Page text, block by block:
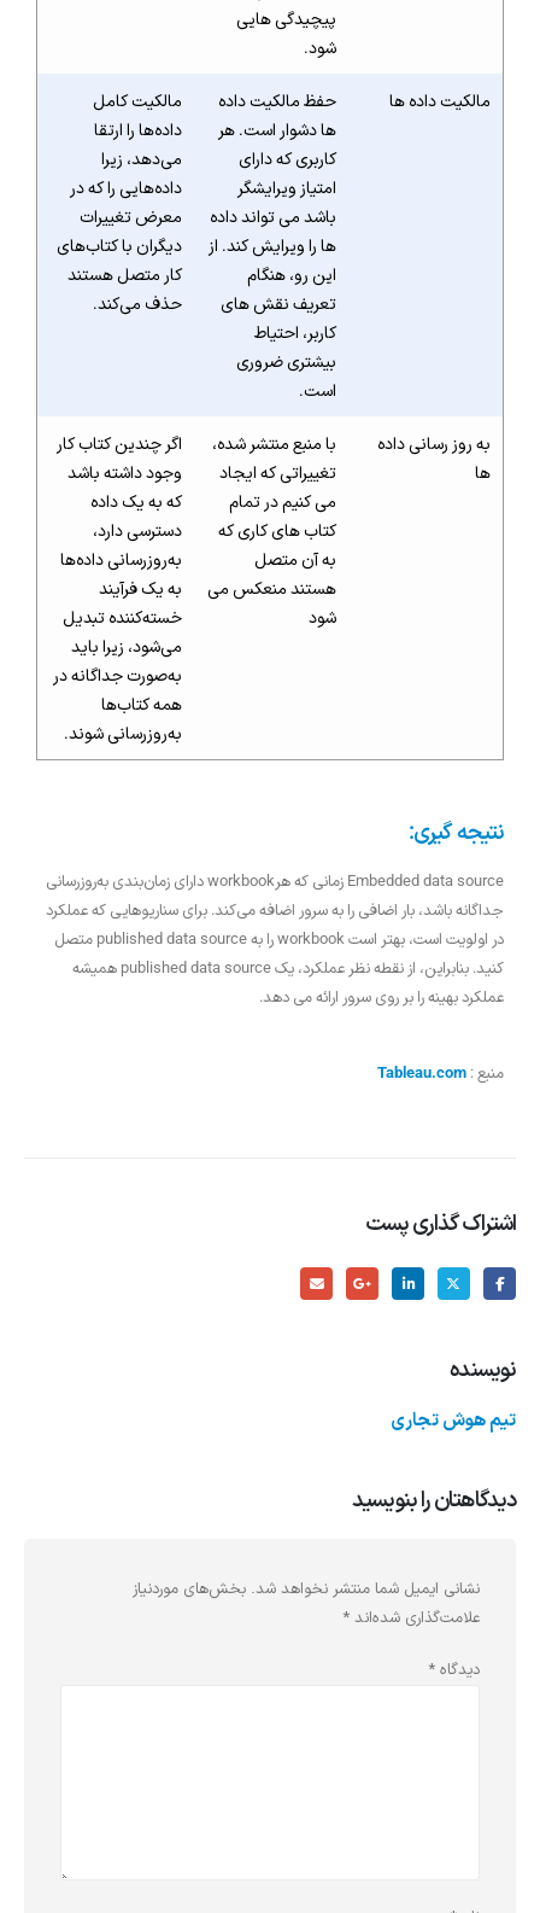
پیچیدگی هایی
شود.
مالکیت داده ها
حفظ مالکیت داده
ها دشوار است. هر
کاربری که دارای
امتیاز ویرایشگر
باشد می تواند داده
ها را ویرایش کند. از
این رو، هنگام
تعریف نقش های
کاربر، احتیاط
بیشتری ضروری
است.
مالکیت کامل
داده‌ها را ارتقا
می‌دهد، زیرا
داده‌هایی را که در
معرض تغییرات
دیگران با کتاب‌های
کار متصل هستند
حذف می‌کند.
به روز رسانی داده
ها
با منبع منتشر شده،
تغییراتی که ایجاد
می کنیم در تمام
کتاب های کاری که
به آن متصل
هستند منعکس می
شود
اگر چندین کتاب کار
وجود داشته باشد
که به یک داده
دسترسی دارد،
به‌روزرسانی داده‌ها
به یک فرآیند
خسته‌کننده تبدیل
می‌شود، زیرا باید
به‌صورت جداگانه در
همه کتاب‌ها
به‌روزرسانی شوند.
نتیجه گیری:
Embedded data source زمانی که هرworkbook دارای زمان‌بندی به‌روزرسانی
جداگانه باشد، بار اضافی را به سرور اضافه می‌کند. برای سناریوهایی که عملکرد
در اولویت است، بهتر است workbook را به published data source متصل
کنید. بنابراین، از نقطه نظر عملکرد، یک published data source همیشه
عملکرد بهینه را بر روی سرور ارائه می دهد.
منبع : Tableau.com
اشتراک گذاری پست
نویسنده
تیم هوش تجاری
دیدگاهتان را بنویسید
نشانی ایمیل شما منتشر نخواهد شد. بخش‌های موردنیاز
علامت‌گذاری شده‌اند *
دیدگاه *